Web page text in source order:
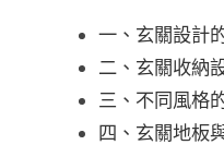
一、玄關設計
二、玄關收納
三、不同風格
四、玄關地板